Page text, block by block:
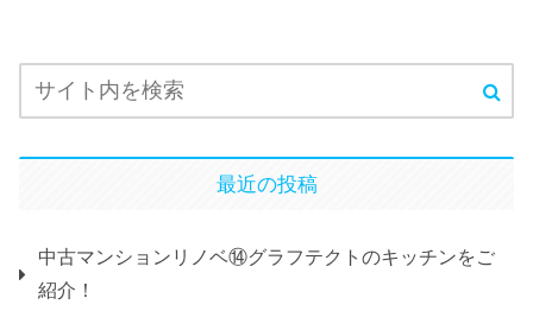
最近の投稿
中古マンションリノベ⑭グラフテクトのキッチンをご
紹介！